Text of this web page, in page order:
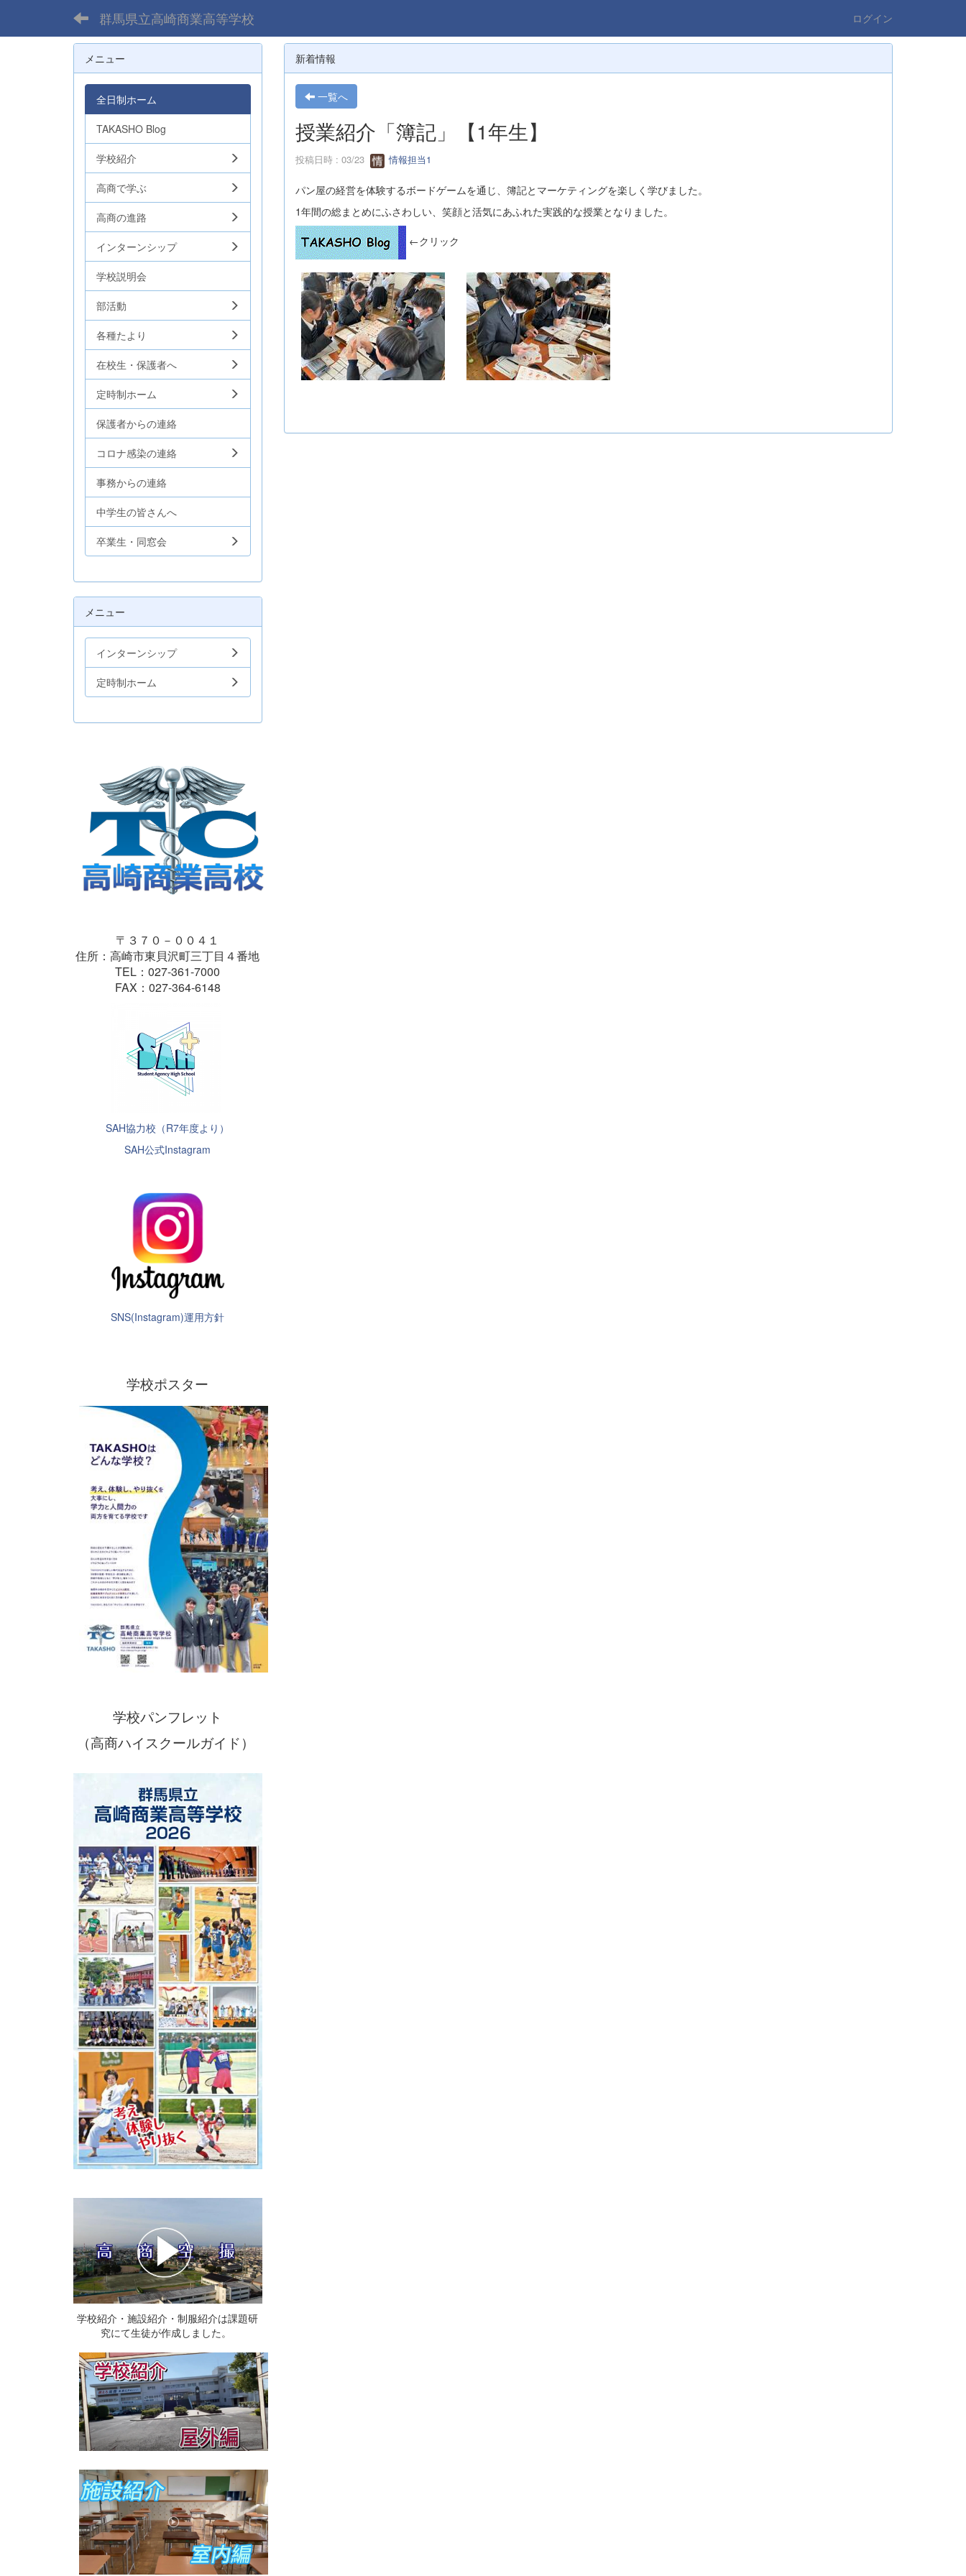
群馬県立高崎商業高等学校 ログイン
新着情報
一覧へ
授業紹介「簿記」【1年生】
投稿日時 : 03/23 情報担当1
パン屋の経営を体験するボードゲームを通じ、簿記とマーケティングを楽しく学びました。
1年間の総まとめにふさわしい、笑顔と活気にあふれた実践的な授業となりました。
←クリック
メニュー
全日制ホーム
TAKASHO Blog
学校紹介
高商で学ぶ
高商の進路
インターンシップ
学校説明会
部活動
各種たより
在校生・保護者へ
定時制ホーム
保護者からの連絡
コロナ感染の連絡
事務からの連絡
中学生の皆さんへ
卒業生・同窓会
メニュー
インターンシップ
定時制ホーム
〒３７０－００４１
住所：高崎市東貝沢町三丁目４番地
TEL：027-361-7000
FAX：027-364-6148
SAH協力校（R7年度より）
SAH公式Instagram
SNS(Instagram)運用方針
学校ポスター
学校パンフレット
（高商ハイスクールガイド）
学校紹介・施設紹介・制服紹介は課題研
究にて生徒が作成しました。